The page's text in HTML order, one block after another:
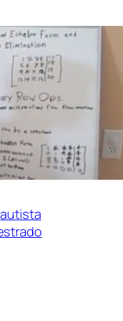
autista